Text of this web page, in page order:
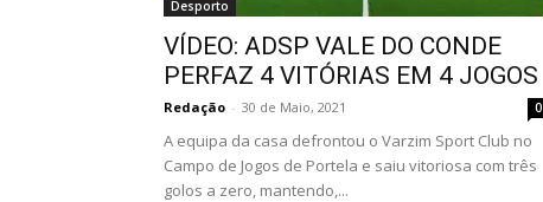
Desporto
VÍDEO: ADSP VALE DO CONDE
PERFAZ 4 VITÓRIAS EM 4 JOGOS
Redação - 30 de Maio, 2021 0
A equipa da casa defrontou o Varzim Sport Club no
Campo de Jogos de Portela e saiu vitoriosa com três
golos a zero, mantendo,...